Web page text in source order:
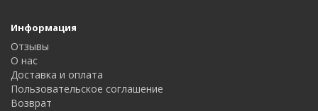
Информация
Отзывы
О нас
Доставка и оплата
Пользовательское соглашение
Возврат